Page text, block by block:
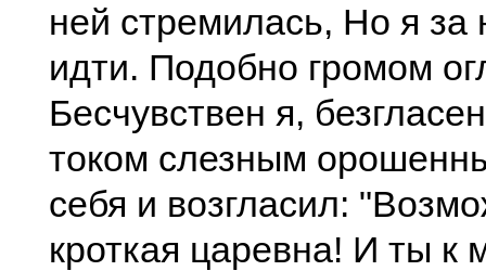
ней стремилась, Но я за
идти. Подобно громом
Бесчувствен я,
током слезным
себя и возгласил:
кроткая царевна! И ты к